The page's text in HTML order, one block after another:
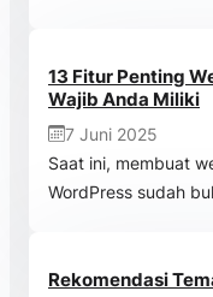
13 Fitur Penting
Wajib Anda Miliki
7 Juni 2025
Saat ini, membuat
WordPress sudah
Rekomendasi